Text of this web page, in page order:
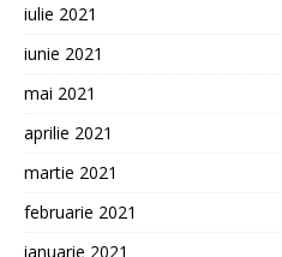
iulie 2021
iunie 2021
mai 2021
aprilie 2021
martie 2021
februarie 2021
ianuarie 2021